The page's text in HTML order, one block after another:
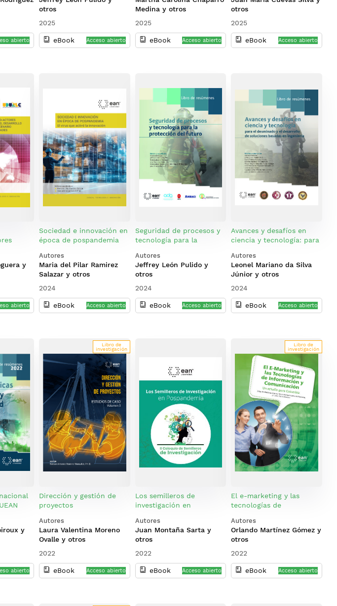
abierto
otros
2025
eBook Acceso abierto
Medina y otros
2025
eBook Acceso abierto
(eibic)
otros
2025
eBook Acceso abierto
y
abierto
Sociedad e innovación en
época de pospandemia
Autores
Maria del Pilar Ramirez
Salazar y otros
2024
eBook Acceso abierto
Seguridad de procesos y
tecnología para la
Autores
Jeffrey León Pulido y
otros
2024
eBook Acceso abierto
Avances y desafíos en
ciencia y tecnología: para
desarrollo de soluciones
basadas en ingeniería
Autores
Leonel Mariano da Silva
Júnior y otros
2024
eBook Acceso abierto
y
abierto
Libro de
investigación
Dirección y gestión de
proyectos
Autores
Laura Valentina Moreno
Ovalle y otros
2022
eBook Acceso abierto
Los semilleros de
investigación en
Autores
Juan Montaña Sarta y
otros
2022
eBook Acceso abierto
Libro de
investigación
El e-marketing y las
tecnologías de
comunicación
Autores
Orlando Martínez Gómez y
otros
2022
eBook Acceso abierto